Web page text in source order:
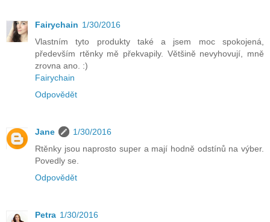
Fairychain 1/30/2016
Vlastním tyto produkty také a jsem moc spokojená,
především rtěnky mě překvapily. Většině nevyhovují, mně
zrovna ano. :)
Fairychain
Odpovědět
Jane
1/30/2016
Rtěnky jsou naprosto super a mají hodně odstínů na výber.
Povedly se.
Odpovědět
Petra 1/30/2016